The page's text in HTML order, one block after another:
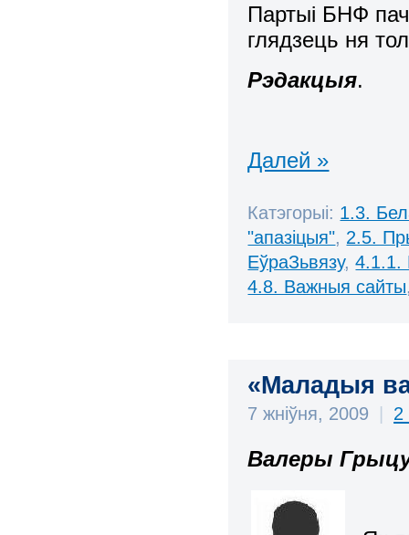
Партыі БНФ
глядзець ня
Рэдакцыя.
Далей »
Катэгорыі: 1.3.
"апазіцыя", 2.5.
ЕўраЗьвязу,4.1.1.
4.8. Важныя сайты
«Маладыя
7 жніўня, 2009 | 2
Валеры